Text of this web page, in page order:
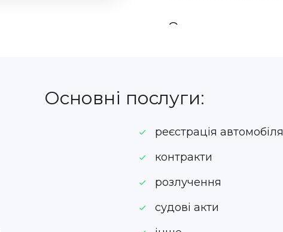
Олена
Основні послуги:
реєстрація автомобіля
контракти
розлучення
судові акти